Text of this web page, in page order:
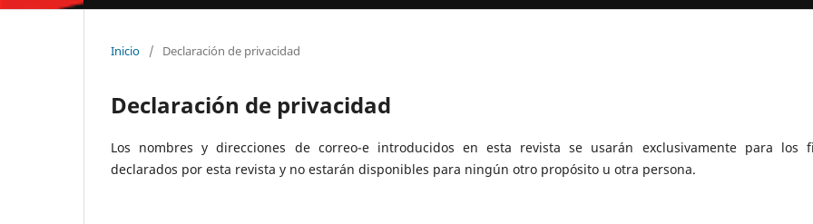
Inicio / Declaración de privacidad
Declaración de privacidad
Los nombres y direcciones de correo-e introducidos en esta revista se usarán exclusivamente para los
declarados por esta revista y no estarán disponibles para ningún otro propósito u otra persona.